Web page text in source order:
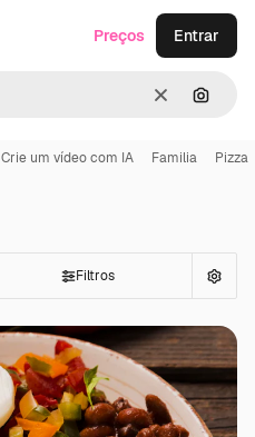
Limpar
Preços Entrar
Crie um vídeo com IA Familia Pizza
Filtros